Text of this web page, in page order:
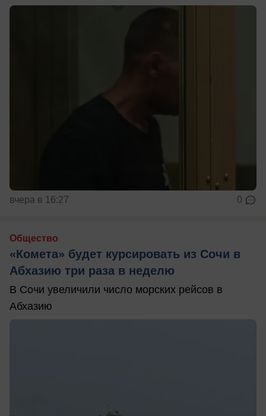
вчера в 16:27 0
Общество
«Комета» будет курсировать из Сочи в
Абхазию три раза в неделю
В Сочи увеличили число морских рейсов в
Абхазию